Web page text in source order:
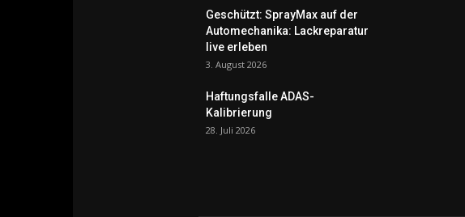
Geschützt: SprayMax auf der
Automechanika: Lackreparatur
live erleben
3. August 2026
Haftungsfalle ADAS-
Kalibrierung
28. Juli 2026